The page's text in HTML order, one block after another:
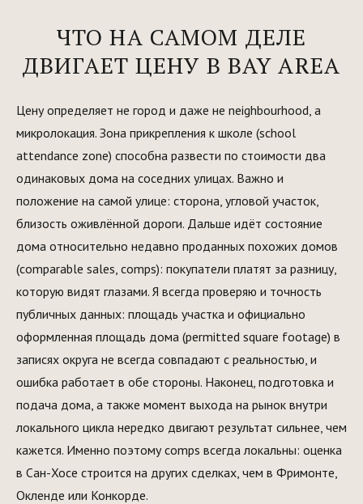
ЧТО НА САМОМ ДЕЛЕ
ДВИГАЕТ ЦЕНУ В BAY AREA
Цену определяет не город и даже не neighbourhood, а
микролокация. Зона прикрепления к школе (school
attendance zone) способна развести по стоимости два
одинаковых дома на соседних улицах. Важно и
положение на самой улице: сторона, угловой участок,
близость оживлённой дороги. Дальше идёт состояние
дома относительно недавно проданных похожих домов
(comparable sales, comps): покупатели платят за разницу,
которую видят глазами. Я всегда проверяю и точность
публичных данных: площадь участка и официально
оформленная площадь дома (permitted square footage) в
записях округа не всегда совпадают с реальностью, и
ошибка работает в обе стороны. Наконец, подготовка и
подача дома, а также момент выхода на рынок внутри
локального цикла нередко двигают результат сильнее, чем
кажется. Именно поэтому comps всегда локальны: оценка
в Сан-Хосе строится на других сделках, чем в Фримонте,
Окленде или Конкорде.